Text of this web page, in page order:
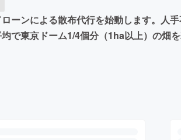
ーンによる散布代行を始動します。人
で東京ドーム1/4個分（1ha以上）の畑